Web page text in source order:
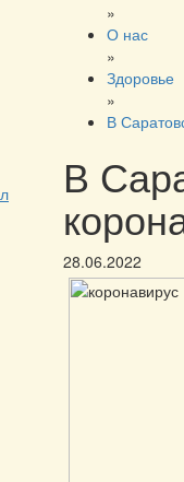
»
О нас
»
Здоровье
»
В
В
28.06.2022